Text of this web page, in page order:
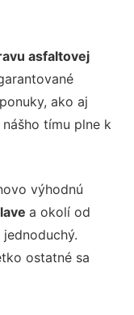
asfaltovej
ako aj
tímu plne k
výhodnú
a okolí od
ostatné sa